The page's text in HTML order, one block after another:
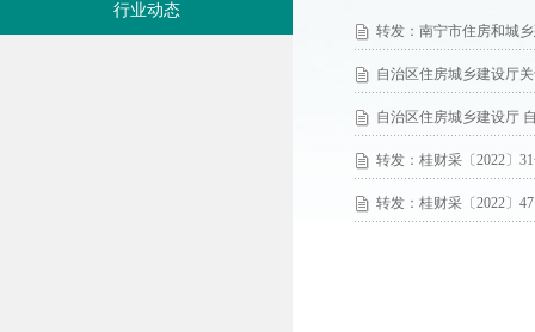
行业动态
转发：南宁市住房和城
自治区住房城乡建设厅
自治区住房城乡建设厅
转发：桂财采〔2022〕
转发：桂财采〔2022〕